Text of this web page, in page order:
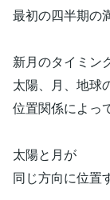
最初の四半期の
新月のタイミン
太陽、月、地球
位置関係によっ
太陽と月が
同じ方向に位置